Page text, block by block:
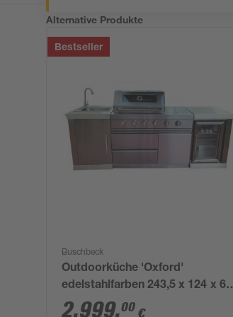
Alternative Produkte
Bestseller
Buschbeck
Outdoorküche 'Oxford'
edelstahlfarben 243,5 x 124 x 60
cm
2.999,00 €